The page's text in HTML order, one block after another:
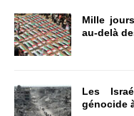
Mille
au-delà
Les
génocide